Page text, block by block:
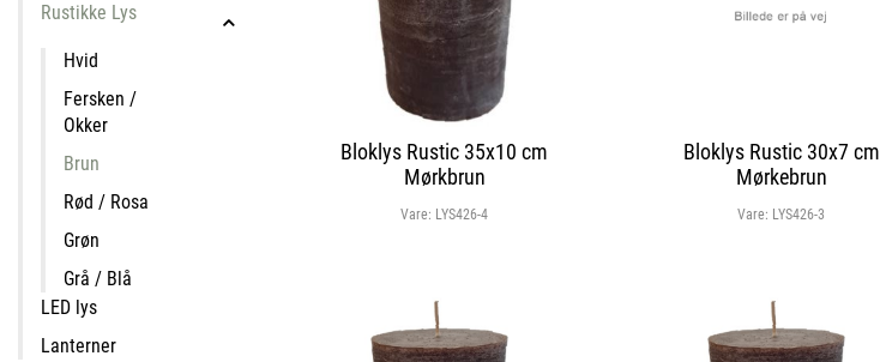
Rustikke Lys
Hvid
Fersken /
Okker
Brun
Rød / Rosa
Grøn
Grå / Blå
LED lys
Lanterner
Bloklys Rustic 35x10 cm
Mørkbrun
Vare: LYS426-4
Bloklys Rustic 30x7 cm
Mørkebrun
Vare: LYS426-3